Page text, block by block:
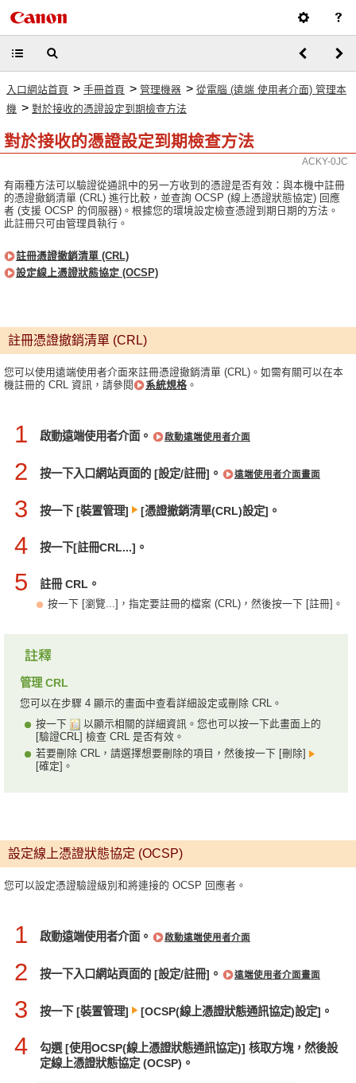
入口網站首頁 > 手冊首頁 > 管理機器 > 從電腦 (遠端 使用者介面) 管理本
機 > 對於接收的憑證設定到期檢查方法
對於接收的憑證設定到期檢查方法
ACKY-0JC
有兩種方法可以驗證從通訊中的另一方收到的憑證是否有效：與本機中註冊
的憑證撤銷清單 (CRL) 進行比較，並查詢 OCSP (線上憑證狀態協定) 回應
者 (支援 OCSP 的伺服器)。根據您的環境設定檢查憑證到期日期的方法。
此註冊只可由管理員執行。
註冊憑證撤銷清單 (CRL)
設定線上憑證狀態協定 (OCSP)
註冊憑證撤銷清單 (CRL)
您可以使用遠端使用者介面來註冊憑證撤銷清單 (CRL)。如需有關可以在本
機註冊的 CRL 資訊，請參閱
系統規格 。
1 啟動遠端使用者介面。 啟動遠端使用者介面
2 按一下入口網站頁面的 [設定/註冊]。 遠端使用者介面畫面
3 按一下 [裝置管理] [憑證撤銷清單(CRL)設定]。
4 按一下[註冊CRL...]。
5 註冊 CRL。
按一下 [瀏覽...]，指定要註冊的檔案 (CRL)，然後按一下 [註冊]。
管理 CRL
您可以在步驟 4 顯示的畫面中查看詳細設定或刪除 CRL。
按一下
以顯示相關的詳細資訊。您也可以按一下此畫面上的
[驗證CRL] 檢查 CRL 是否有效。
若要刪除 CRL，請選擇想要刪除的項目，然後按一下 [刪除]
[確定]。
設定線上憑證狀態協定 (OCSP)
您可以設定憑證驗證級別和將連接的 OCSP 回應者。
1 啟動遠端使用者介面。 啟動遠端使用者介面
2 按一下入口網站頁面的 [設定/註冊]。 遠端使用者介面畫面
3 按一下 [裝置管理] [OCSP(線上憑證狀態通訊協定)設定]。
4
勾選 [使用OCSP(線上憑證狀態通訊協定)] 核取方塊，然後設
定線上憑證狀態協定 (OCSP)。